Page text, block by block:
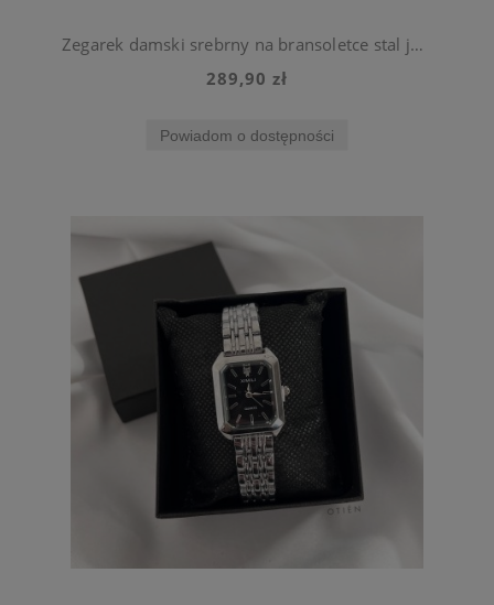
Zegarek damski srebrny na bransoletce stal jubilerska
289,90 zł
Powiadom o dostępności